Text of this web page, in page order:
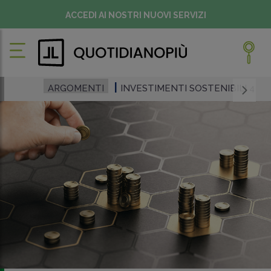
ACCEDI AI NOSTRI NUOVI SERVIZI
ARGOMENTI INVESTIMENTI SOSTENIBILI 4.0